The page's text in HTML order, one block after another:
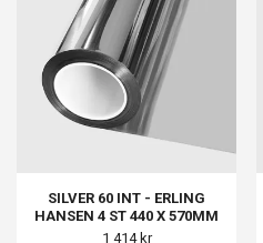
SILVER 60 INT - ERLING
HANSEN 4 ST 440 X 570MM
1 414 kr